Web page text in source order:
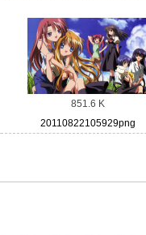
851.6 K
20110822105929png